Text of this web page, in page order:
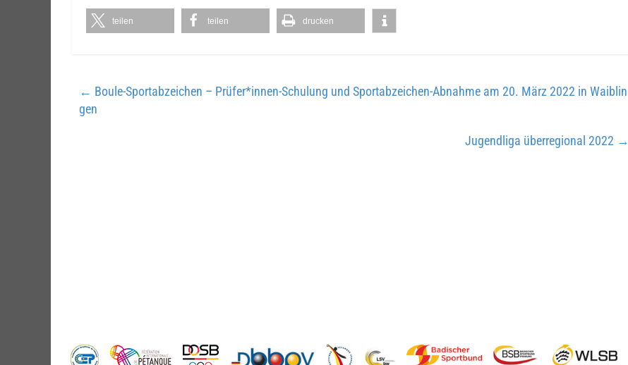
teilen teilen drucken
← Boule-Sportabzeichen – Prüfer*innen-Schulung und Sportabzeichen-Abnahme am 20. März 2022 in Waiblin
gen
Jugendliga überregional 2022 →